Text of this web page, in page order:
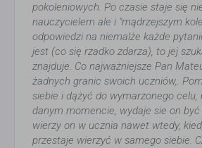
pokoleniowych. Po czasie staje się
nauczycielem ale i "mądrzejszym
odpowiedzi na niemalże każde
jest (co się rzadko zdarza), to jej
znajduje. Co najważniejsze Pan
żadnych granic swoich uczniów,.
siebie i dążyć do wymarzonego celu,
danym momencie, wydaje sie on być
wierzy on w ucznia nawet wtedy,
przestaje wierzyć w samego siebie.